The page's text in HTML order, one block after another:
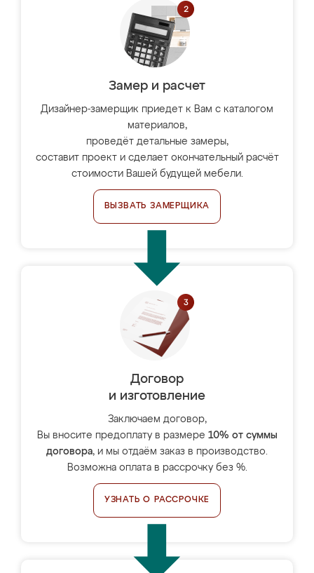
Замер и расчет
Дизайнер-замерщик приедет к Вам с каталогом
материалов,
проведёт детальные замеры,
составит проект и сделает окончательный расчёт
стоимости Вашей будущей мебели.
ВЫЗВАТЬ ЗАМЕРЩИКА
Договор
и изготовление
Заключаем договор,
Вы вносите предоплату в размере 10% от суммы
договора, и мы отдаём заказ в производство.
Возможна оплата в рассрочку без %.
УЗНАТЬ О РАССРОЧКЕ